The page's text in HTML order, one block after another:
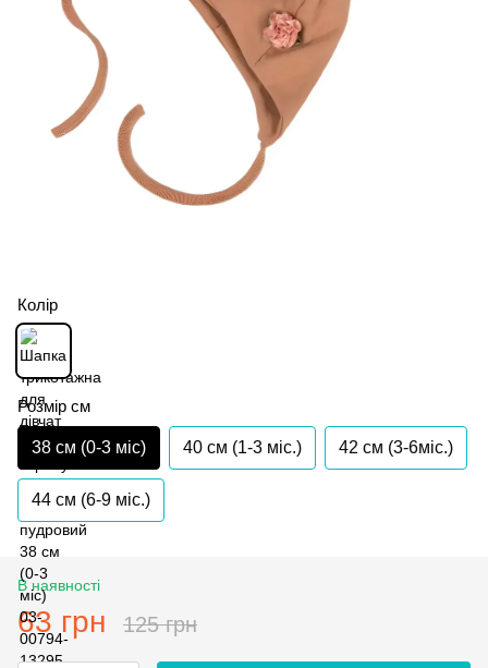
Колір
Розмір см
38 см (0-3 міс) 40 см (1-3 міс.) 42 см (3-6міс.)
44 см (6-9 міс.)
В наявності
63 грн 125 грн